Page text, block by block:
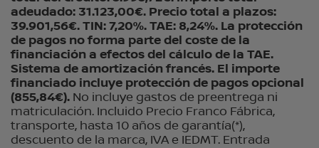
adeudado: 31.123,00€. Precio total a plazos:
39.901,56€. TIN: 7,20%. TAE: 8,24%. La protección
de pagos no forma parte del coste de la
financiación a efectos del cálculo de la TAE.
Sistema de amortización francés. El importe
financiado incluye protección de pagos opcional
(855,84€). No incluye gastos de preentrega ni
matriculación. Incluido Precio Franco Fábrica,
transporte, hasta 10 años de garantía(*),
descuento de la marca, IVA e IEDMT. Entrada